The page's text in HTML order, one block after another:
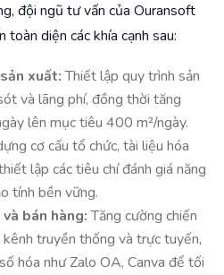
đội ngũ tư vấn của Ouransoft
toàn diện các khía cạnh sau:
xuất:Thiết lập quy trình sản
và lãng phí, đồng thời tăng
lên mục tiêu 400 m²/ngày.
cơ cấu tổ chức, tài liệu hóa
lập các tiêu chí đánh giá năng
tính bền vững.
bán hàng:Tăng cường chiến
truyền thống và trực tuyến,
hóa như Zalo OA, Canva để tối